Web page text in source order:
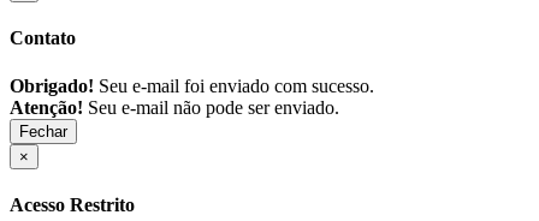
Contato
Obrigado! Seu e-mail foi enviado com sucesso.
Atenção! Seu e-mail não pode ser enviado.
Fechar
×
Acesso Restrito